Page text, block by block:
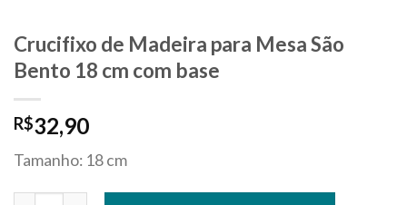
Crucifixo de Madeira para Mesa São
Bento 18 cm com base
R$32,90
Tamanho: 18 cm